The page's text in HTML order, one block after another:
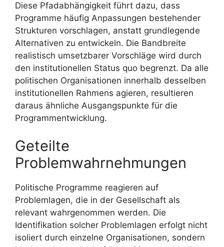
Diese Pfadabhängigkeit führt dazu, dass
Programme häufig Anpassungen bestehender
Strukturen vorschlagen, anstatt grundlegende
Alternativen zu entwickeln. Die Bandbreite
realistisch umsetzbarer Vorschläge wird durch
den institutionellen Status quo begrenzt. Da alle
politischen Organisationen innerhalb desselben
institutionellen Rahmens agieren, resultieren
daraus ähnliche Ausgangspunkte für die
Programmentwicklung.
Geteilte
Problemwahrnehmungen
Politische Programme reagieren auf
Problemlagen, die in der Gesellschaft als
relevant wahrgenommen werden. Die
Identifikation solcher Problemlagen erfolgt nicht
isoliert durch einzelne Organisationen, sondern